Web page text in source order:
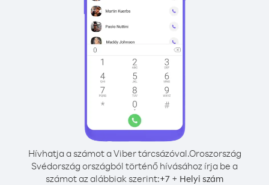
Hívhatja a számot a Viber tárcsázóval.Oroszország
Svédország országból történő hívásához írja be a
számot az alábbiak szerint:+7 + Helyi szám